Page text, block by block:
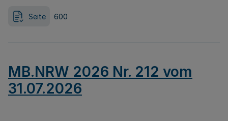
Seite 600
MB.NRW 2026 Nr. 212 vom
31.07.2026